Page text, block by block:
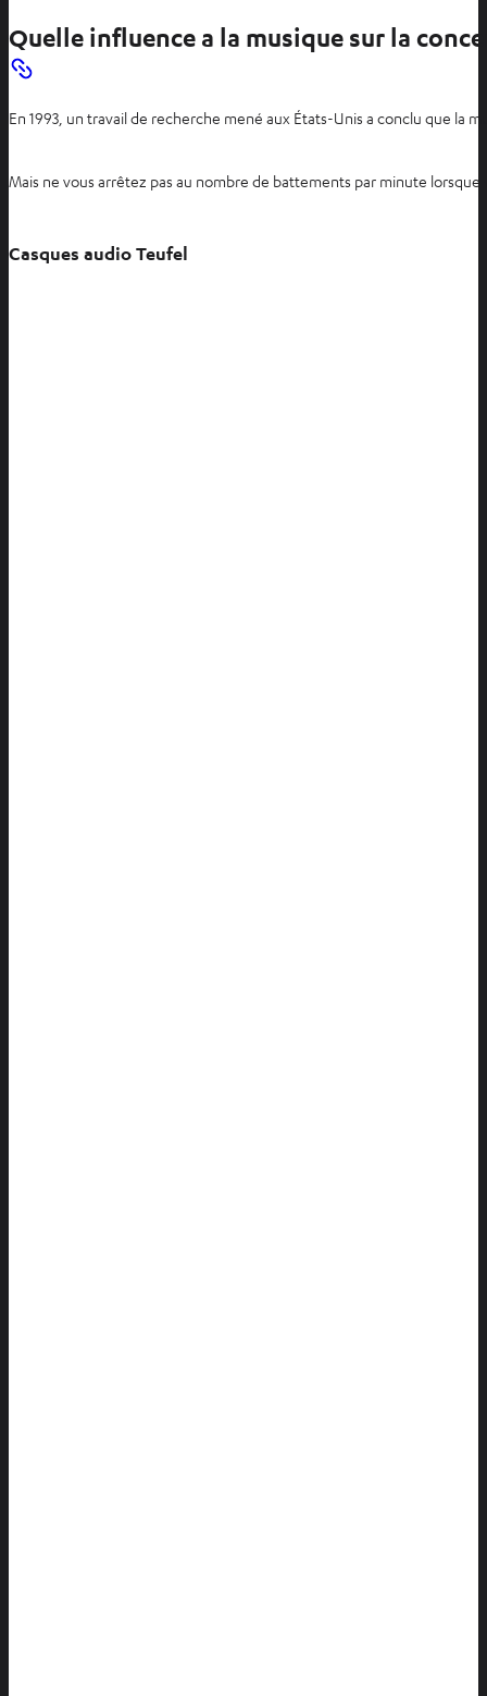
Quelle influence a la musique sur la
En 1993, un travail de recherche mené aux États-Unis a conclu que la
Mais ne vous arrêtez pas au nombre de battements par minute
Casques audio Teufel